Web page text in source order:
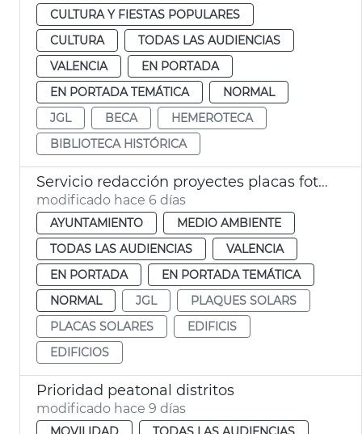
CULTURA Y FIESTAS POPULARES
CULTURA
TODAS LAS AUDIENCIAS
VALENCIA
EN PORTADA
EN PORTADA TEMÁTICA
NORMAL
JGL
BECA
HEMEROTECA
BIBLIOTECA HISTÓRICA
Servicio redacción proyectes placas fotovoltaicas edificios municipales València
modificado hace 6 días
AYUNTAMIENTO
MEDIO AMBIENTE
TODAS LAS AUDIENCIAS
VALENCIA
EN PORTADA
EN PORTADA TEMÁTICA
NORMAL
JGL
PLAQUES SOLARS
PLACAS SOLARES
EDIFICIS
EDIFICIOS
Prioridad peatonal distritos
modificado hace 9 días